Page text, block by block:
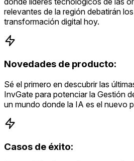
relevantes de la región debatirán
transformación digital hoy.
Novedades de producto:
Sé el primero en descubrir las
InvGate para potenciar la Gestión
un mundo donde la IA es el nuevo
Casos de éxito: